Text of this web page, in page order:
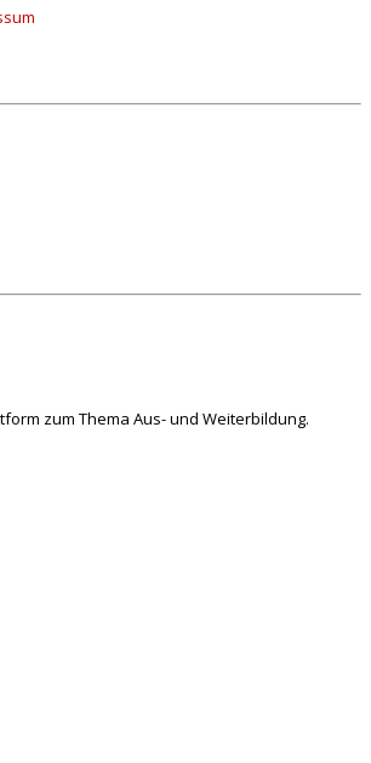
zum Thema Aus- und Weiterbildung.